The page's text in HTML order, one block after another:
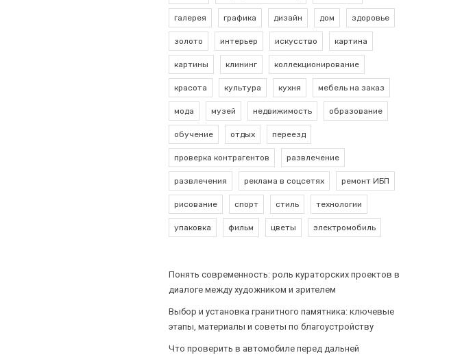
галерея графика дизайн дом здоровье
золото интерьер искусство картина
картины клининг коллекционирование
красота культура кухня мебель на заказ
мода музей недвижимость образование
обучение отдых переезд
проверка контрагентов развлечение
развлечения реклама в соцсетях ремонт ИБП
рисование спорт стиль технологии
упаковка фильм цветы электромобиль
Понять современность: роль кураторских проектов в
диалоге между художником и зрителем
Выбор и установка гранитного памятника: ключевые
этапы, материалы и советы по благоустройству
Что проверить в автомобиле перед дальней